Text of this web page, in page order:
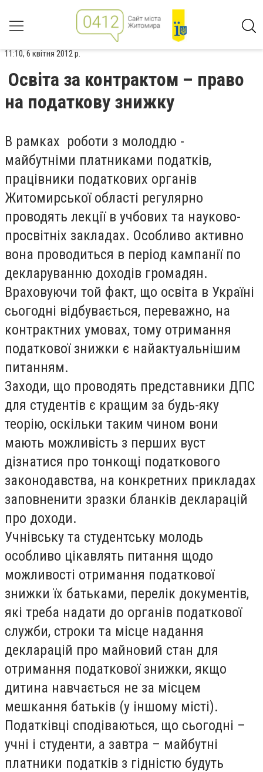
11:10, 6 квітня 2012 р.
Освіта за контрактом – право
на податкову знижку
В рамках роботи з молоддю -
майбутніми платниками податків,
працівники податкових органів
Житомирської області регулярно
проводять лекції в учбових та науково-
просвітніх закладах. Особливо активно
вона проводиться в період кампанії по
декларуванню доходів громадян.
Враховуючи той факт, що освіта в Україні
сьогодні відбувається, переважно, на
контрактних умовах, тому отримання
податкової знижки є найактуальнішим
питанням.
Заходи, що проводять представники ДПС
для студентів є кращим за будь-яку
теорію, оскільки таким чином вони
мають можливість з перших вуст
дізнатися про тонкощі податкового
законодавства, на конкретних прикладах
заповненити зразки бланків декларацій
про доходи.
Учнівську та студентську молодь
особливо цікавлять питання щодо
можливості отримання податкової
знижки їх батьками, перелік документів,
які треба надати до органів податкової
служби, строки та місце надання
декларацій про майновий стан для
отримання податкової знижки, якщо
дитина навчається не за місцем
мешкання батьків (у іншому місті).
Податківці сподіваються, що сьогодні –
учні і студенти, а завтра – майбутні
платники податків з гідністю будуть